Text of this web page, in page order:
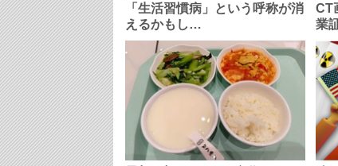
「生活習慣病」という呼称が消
えるかもし…
CT
業